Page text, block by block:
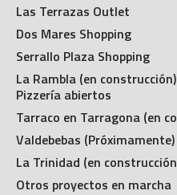
Las Terrazas Outlet
Dos Mares Shopping
Serrallo Plaza Shopping
La Rambla (en
Pizzería abiertos
Tarraco en Tarragona (en
Valdebebas (Próximamente)
La Trinidad (en
Otros proyectos en marcha